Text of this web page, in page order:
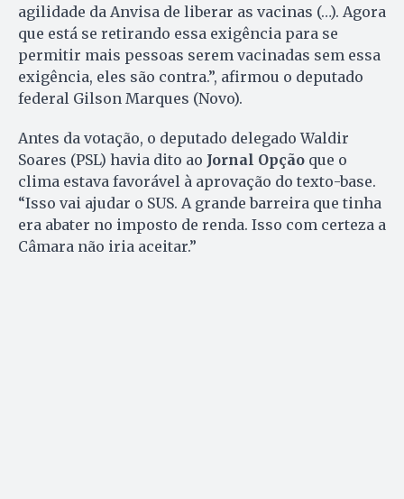
agilidade da Anvisa de liberar as vacinas (…). Agora
que está se retirando essa exigência para se
permitir mais pessoas serem vacinadas sem essa
exigência, eles são contra.”, afirmou o deputado
federal Gilson Marques (Novo).
Antes da votação, o deputado delegado Waldir
Soares (PSL) havia dito ao Jornal Opção que o
clima estava favorável à aprovação do texto-base.
“Isso vai ajudar o SUS. A grande barreira que tinha
era abater no imposto de renda. Isso com certeza a
Câmara não iria aceitar.”